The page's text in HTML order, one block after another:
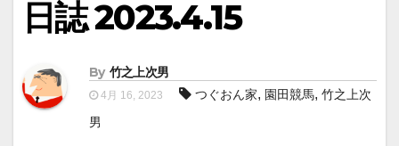
日誌 2023.4.15
By 竹之上次男
4月 16, 2023 つぐおん家, 園田競馬, 竹之上次
男